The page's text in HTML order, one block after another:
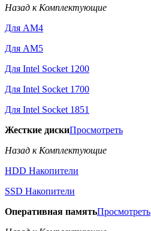
Назад к Комплектующие
Для AM4
Для AM5
Для Intel Socket 1200
Для Intel Socket 1700
Для Intel Socket 1851
Жесткие дискиПросмотреть
Назад к Комплектующие
HDD Накопители
SSD Накопители
Оперативная памятьПросмотреть